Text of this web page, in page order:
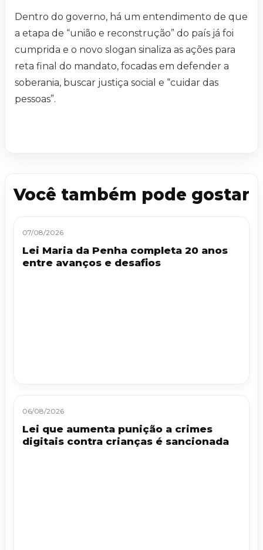
Dentro do governo, há um entendimento de que
a etapa de “união e reconstrução” do país já foi
cumprida e o novo slogan sinaliza as ações para
reta final do mandato, focadas em defender a
soberania, buscar justiça social e “cuidar das
pessoas”.
Você também pode gostar
07/08/2026
Lei Maria da Penha completa 20 anos
entre avanços e desafios
06/08/2026
Lei que aumenta punição a crimes
digitais contra crianças é sancionada